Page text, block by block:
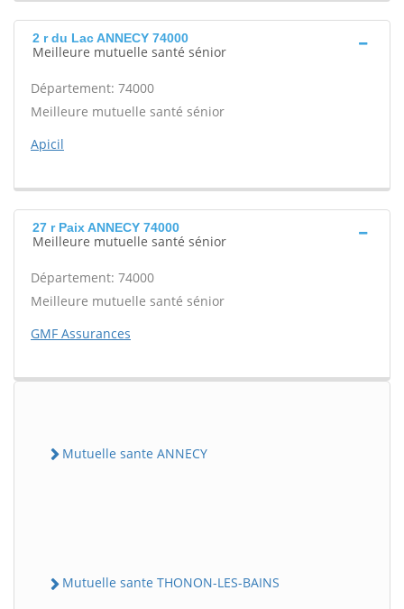
2 r du Lac ANNECY 74000
Meilleure mutuelle santé sénior
Département: 74000
Meilleure mutuelle santé sénior
Apicil
27 r Paix ANNECY 74000
Meilleure mutuelle santé sénior
Département: 74000
Meilleure mutuelle santé sénior
GMF Assurances
Mutuelle sante ANNECY
Mutuelle sante THONON-LES-BAINS